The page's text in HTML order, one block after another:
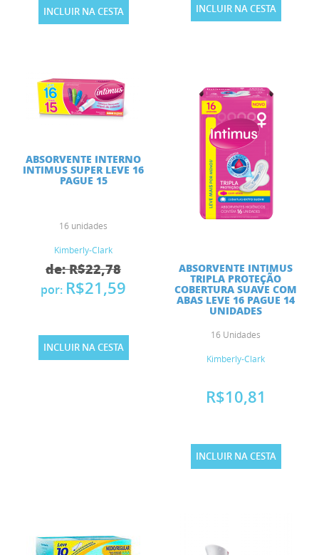
INCLUIR NA CESTA INCLUIR NA CESTA
ABSORVENTE INTERNO
INTIMUS SUPER LEVE 16
PAGUE 15
16 unidades
Kimberly-Clark
de: R$22,78
por: R$21,59
INCLUIR NA CESTA
ABSORVENTE INTIMUS
TRIPLA PROTEÇÃO
COBERTURA SUAVE COM
ABAS LEVE 16 PAGUE 14
UNIDADES
16 Unidades
Kimberly-Clark
R$10,81
INCLUIR NA CESTA